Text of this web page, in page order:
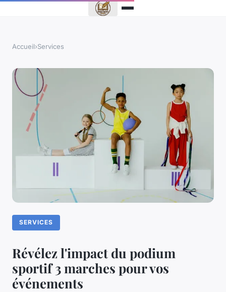
Accueil›Services
SERVICES
Révélez l'impact du podium
sportif 3 marches pour vos
événements